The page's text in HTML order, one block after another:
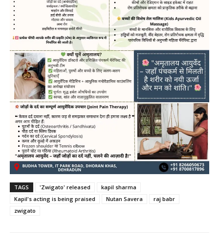
TAGS 'Zwigato' released
kapil sharma
Kapil's acting is being praised
Nutan Savera
raj babr
zwigato